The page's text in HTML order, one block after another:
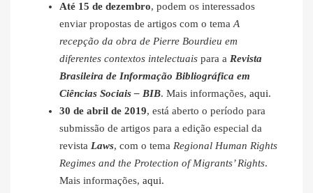
Até 15 de dezembro, podem os interessados
enviar propostas de artigos com o temaA
recepção da obra de Pierre Bourdieu em
diferentes contextos intelectuais para a Revista
Brasileira de Informação Bibliográfica em
Ciências Sociais – BIB. Mais informações, aqui.
30 de abril de 2019, está aberto o período para
submissão de artigos para a edição especial da
revista Laws, com o tema Regional Human Rights
Regimes and the Protection of Migrants’ Rights.
Mais informações, aqui.